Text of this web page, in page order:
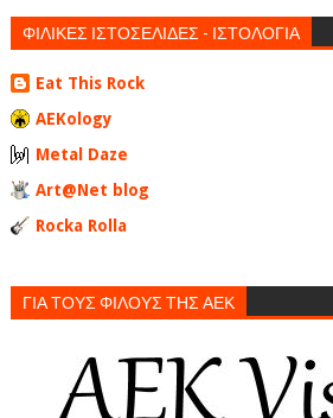
ΦΙΛΙΚΕΣ ΙΣΤΟΣΕΛΙΔΕΣ - ΙΣΤΟΛΟΓΙΑ
Eat This Rock
AEKology
Metal Daze
Art@Net blog
Rocka Rolla
ΓΙΑ ΤΟΥΣ ΦΙΛΟΥΣ ΤΗΣ ΑΕΚ